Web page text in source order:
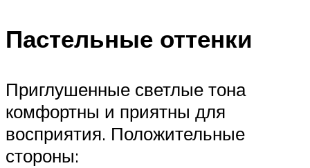
Пастельные оттенки
Приглушенные светлые тона
комфортны и приятны для
восприятия. Положительные
стороны: